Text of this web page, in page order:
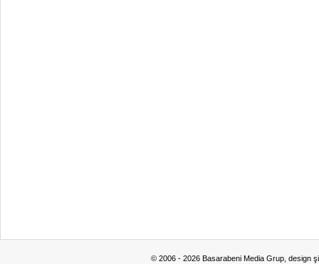
© 2006 - 2026 Basarabeni Media Grup, design